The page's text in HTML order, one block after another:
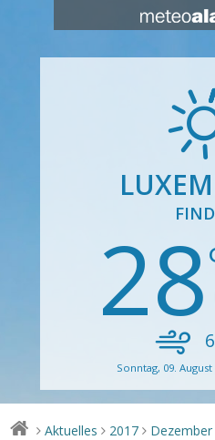
286
Sonntag, 09. August
> Aktuelles > 2017 > Dezember